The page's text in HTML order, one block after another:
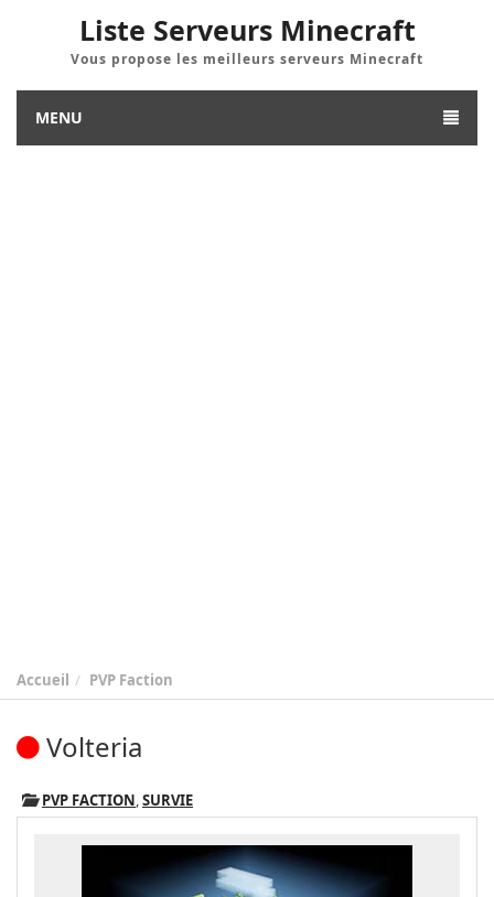
Liste Serveurs Minecraft
Vous propose les meilleurs serveurs Minecraft
MENU
Accueil PVP Faction
Volteria
PVP FACTION,SURVIE